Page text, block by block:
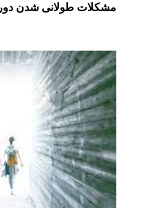
مشکلات طولانی شدن دوران